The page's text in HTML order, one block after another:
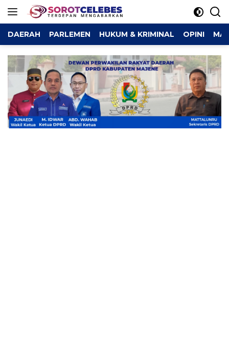
DAERAH PARLEMEN HUKUM & KRIMINAL OPINI